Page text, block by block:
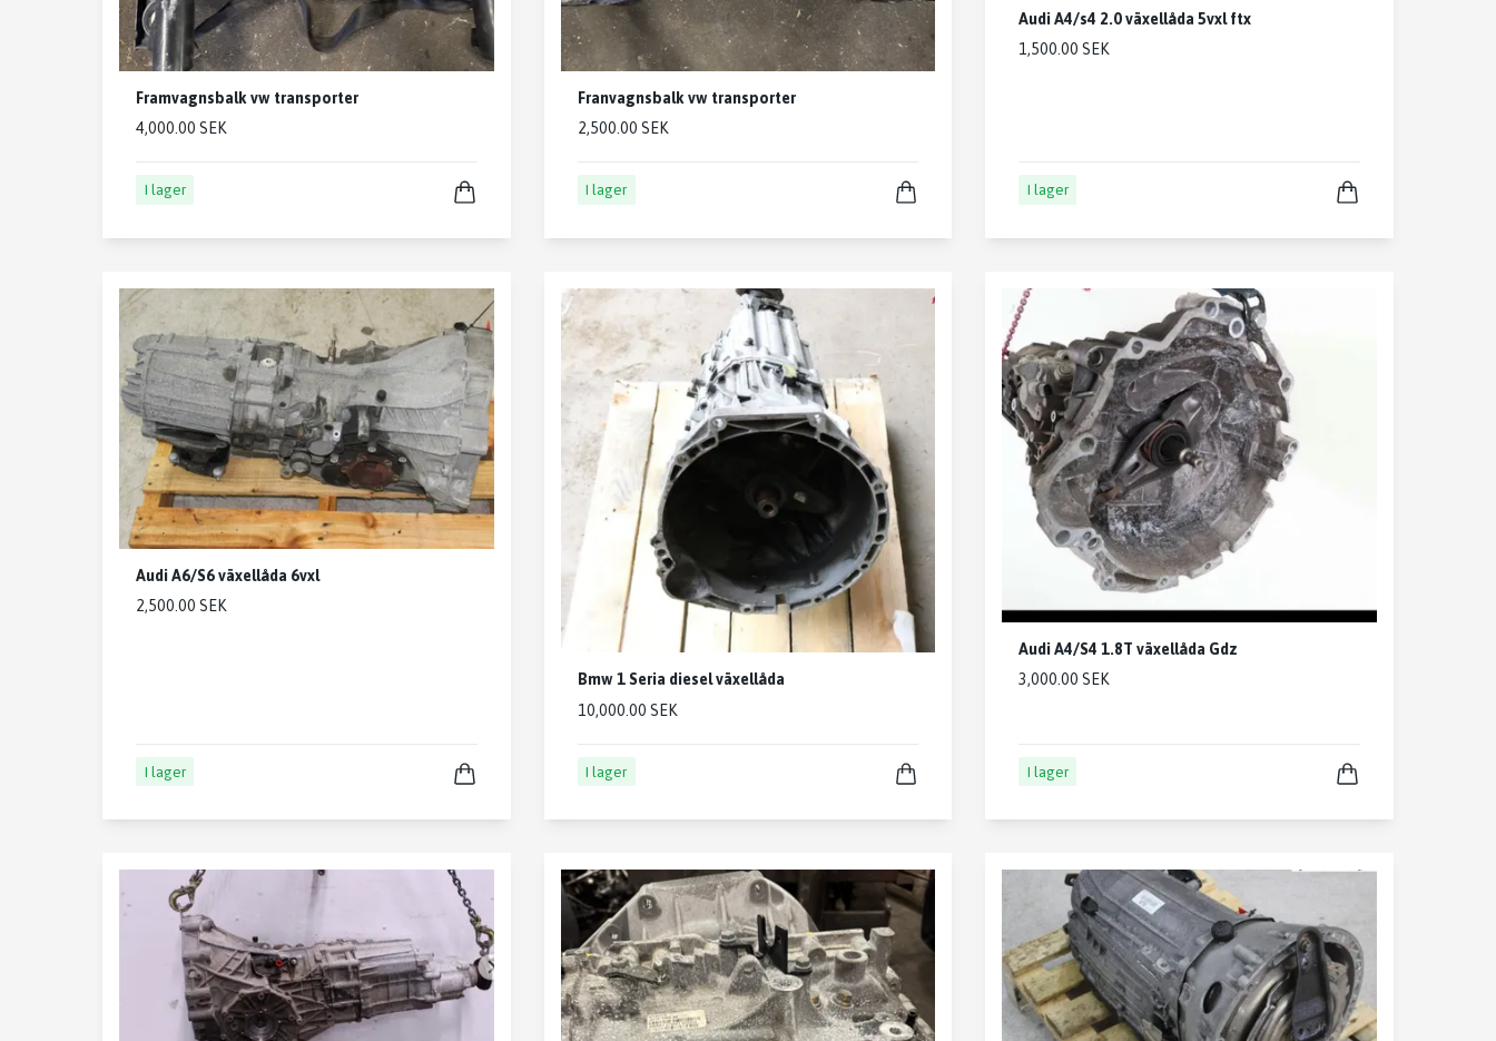
Framvagnsbalk vw transporter
4,000.00 SEK
I lager
Franvagnsbalk vw transporter
2,500.00 SEK
I lager
Audi A4/s4 2.0 växellåda 5vxl ftx
1,500.00 SEK
I lager
Audi A6/S6 växellåda 6vxl
2,500.00 SEK
I lager
Bmw 1 Seria diesel växellåda
10,000.00 SEK
I lager
Audi A4/S4 1.8T växellåda Gdz
3,000.00 SEK
I lager